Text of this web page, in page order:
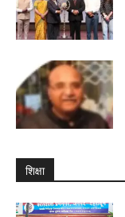
शिक्षा